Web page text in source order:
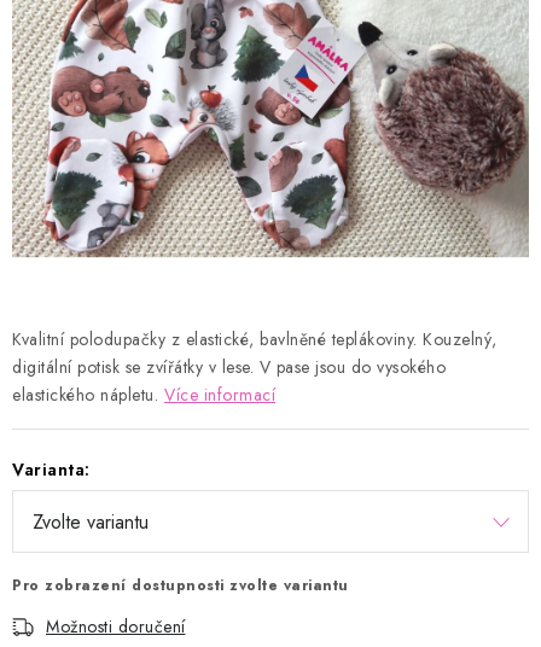
HODNOCENÍ OBCHODU
Kontakty Proč AMÁLKA?
Doprava a platba
Tabulka velikostí
Postup pro vrácení a výměnu
Velkoobchod
Obchodní podmínky
Podmínky ochrany osobních údajů
Blog
Kvalitní polodupačky z elastické, bavlněné teplákoviny. Kouzelný,
digitální potisk se zvířátky v lese. V pase jsou do vysokého
elastického nápletu. Více informací
Varianta:
Pro zobrazení dostupnosti zvolte variantu
Možnosti doručení